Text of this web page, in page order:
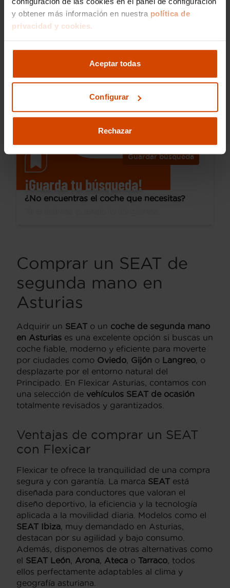
y obtener más información en nuestra política de
privacidad y cookies.
Aceptar todas
Configurar
Rechazar
Desde 271 € /mes*
SEAT Ateca
1.0 TSI 81kW (110CV) St&Sp Style Eco
2023
59.118 km
Manual
Gijón
Guardar búsqueda
¡Guarda tu búsqueda!
¿No encuentras el coche que necesitas?
Comprar un SEAT de
segunda mano en
Asturias
Adquirir un SEAT o un coche de segunda mano
en Asturias es una excelente opción si buscas un
coche fiable, moderno y eficiente para moverte
por ciudades como Oviedo Gijón o Langreo , o
desplazarte por el entorno natural del
Principado. En Flexicar Asturias, contamos con
una selección de vehículos SEAT de ocasión
totalmente revisados y garantizados.
Ventajas de comprar un SEAT
con Flexicar
Flexicar te ofrece la tranquilidad de una compra
segura y con garantía. La marca SEAT está
diseñada para conductores que valoran el
diseño deportivo, la eficiencia y la tecnología
aplicada a la movilidad diaria. Modelos como el
SEAT Ibiza , muy demandado en Asturias,
destacan por su agilidad y bajo consumo.
Además, disponemos de otras alternativas como
el SEAT León Arona Ateca o Tarraco , todos
ellos perfectamente adaptables al clima y
geografía asturiana.